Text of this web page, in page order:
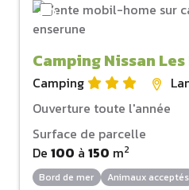
Camping Nissan
Camping
Ouverture toute l'année
Surface de parcelle
De 100 à 150 m2
Bord de mer Animaux acceptés